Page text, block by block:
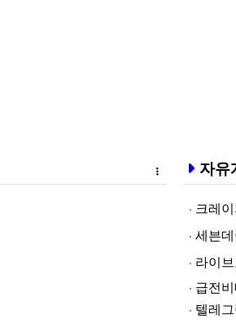
자유
크레이지
세븐데이
라­이브토­
급전비대면
텔레그램